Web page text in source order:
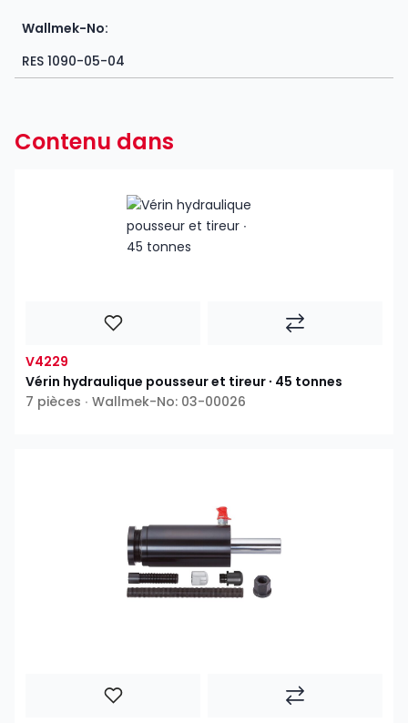
Wallmek-No:
RES 1090-05-04
Contenu dans
V4229
Vérin hydraulique pousseur et tireur ∙ 45 tonnes
7 pièces ∙ Wallmek-No: 03-00026